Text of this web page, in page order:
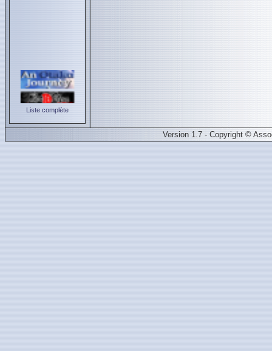
Liste complète
Version 1.7 - Copyright ©